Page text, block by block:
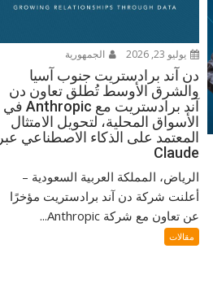
يوليو 23, 2026 الجمهورية
دن آند برادستريت جنوب آسيا
والشرق الأوسط تُطلق تعاون دن
آند برادستريت مع Anthropic في
الأسواق المحلية، لتحويل الامتثال
المعتمد على الذكاء الاصطناعي عبر
Claude
الرياض، المملكة العربية السعودية –
أعلنت شركة دن آند برادستريت مؤخرًا
عن تعاون مع شركة Anthropic...
مقالات